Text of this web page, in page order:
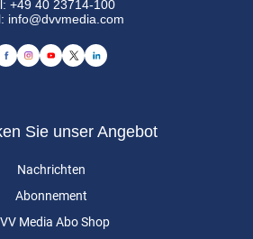
+49 40 23714-100
info@dvvmedia.com
Sie unser Angebot
Nachrichten
Abonnement
Media Abo Shop